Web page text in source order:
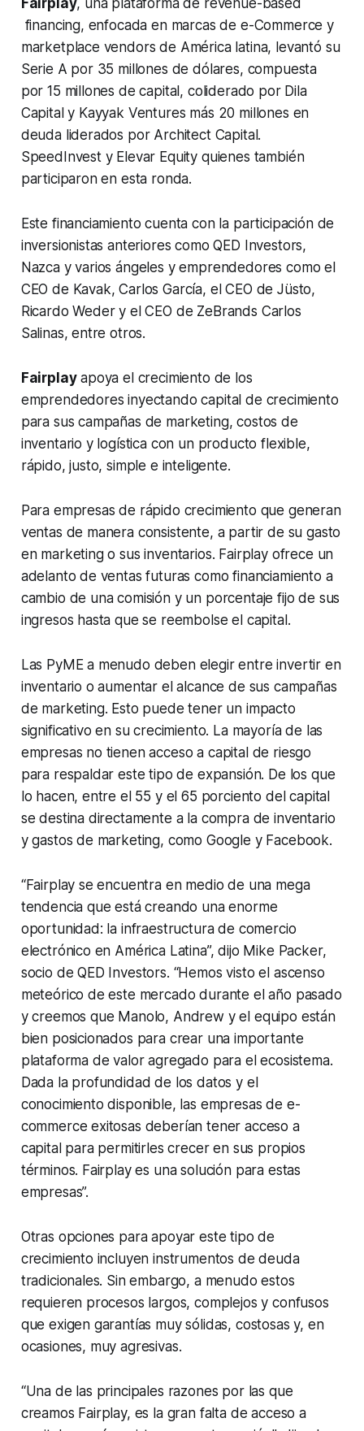
Fairplay, una plataforma de revenue-based
financing, enfocada en marcas de e-Commerce y
marketplace vendors de América latina, levantó su
Serie A por 35 millones de dólares, compuesta
por 15 millones de capital, coliderado por Dila
Capital y Kayyak Ventures más 20 millones en
deuda liderados por Architect Capital.
SpeedInvest y Elevar Equity quienes también
participaron en esta ronda.
Este financiamiento cuenta con la participación de
inversionistas anteriores como QED Investors,
Nazca y varios ángeles y emprendedores como el
CEO de Kavak, Carlos García, el CEO de Jüsto,
Ricardo Weder y el CEO de ZeBrands Carlos
Salinas, entre otros.
Fairplayapoya el crecimiento de los
emprendedores inyectando capital de crecimiento
para sus campañas de marketing, costos de
inventario y logística con un producto flexible,
rápido, justo, simple e inteligente.
Para empresas de rápido crecimiento que generan
ventas de manera consistente, a partir de su gasto
en marketing o sus inventarios. Fairplay ofrece un
adelanto de ventas futuras como financiamiento a
cambio de una comisión y un porcentaje fijo de sus
ingresos hasta que se reembolse el capital.
Las PyME a menudo deben elegir entre invertir en
inventario o aumentar el alcance de sus campañas
de marketing. Esto puede tener un impacto
significativo en su crecimiento. La mayoría de las
empresas no tienen acceso a capital de riesgo
para respaldar este tipo de expansión. De los que
lo hacen, entre el 55 y el 65 porciento del capital
se destina directamente a la compra de inventario
y gastos de marketing, como Google y Facebook.
“Fairplay se encuentra en medio de una mega
tendencia que está creando una enorme
oportunidad: la infraestructura de comercio
electrónico en América Latina”, dijo Mike Packer,
socio de QED Investors. “Hemos visto el ascenso
meteórico de este mercado durante el año pasado
y creemos que Manolo, Andrew y el equipo están
bien posicionados para crear una importante
plataforma de valor agregado para el ecosistema.
Dada la profundidad de los datos y el
conocimiento disponible, las empresas de e-
commerce exitosas deberían tener acceso a
capital para permitirles crecer en sus propios
términos. Fairplay es una solución para estas
empresas”.
Otras opciones para apoyar este tipo de
crecimiento incluyen instrumentos de deuda
tradicionales. Sin embargo, a menudo estos
requieren procesos largos, complejos y confusos
que exigen garantías muy sólidas, costosas y, en
ocasiones, muy agresivas.
“Una de las principales razones por las que
creamos Fairplay, es la gran falta de acceso a